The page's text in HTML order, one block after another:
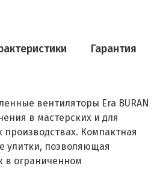
Гарантия
вентиляторы Era BURAN
в мастерских и для
Компактная
улитки, позволяющая
в ограниченном